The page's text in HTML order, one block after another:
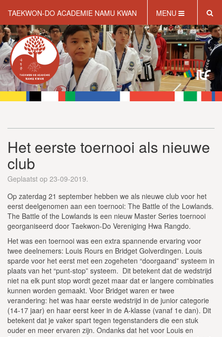
TAEKWON-DO ACADEMIE NAMU KWAN MENU
HOME
OVER NAMU KWAN
WAT IS TAEKWONDO?
INFORMATIE
WEBSHOP
Het eerste toernooi als nieuwe
club
Geplaatst op 23-09-2019.
Op zaterdag 21 september hebben we als nieuwe club voor het
eerst deelgenomen aan een toernooi: The Battle of the Lowlands.
The Battle of the Lowlands is een nieuw Master Series toernooi
georganiseerd door Taekwon-Do Vereniging Hwa Rangdo.
Het was een toernooi was een extra spannende ervaring voor
twee deelnemers: Louis Rours en Bridget Golverdingen. Louis
sparde voor het eerst met een zogeheten “doorgaand” systeem in
plaats van het “punt-stop” systeem. Dit betekent dat de wedstrijd
niet na elk punt stop wordt gezet maar dat er langere combinaties
kunnen worden gemaakt. Voor Bridget waren er twee
verandering: het was haar eerste wedstrijd in de junior categorie
(14-17 jaar) en haar eerst keer in de A-klasse (vanaf 1e dan). Dit
betekent dat je vaker spart tegen tegenstanders die een stuk
ouder en meer ervaren zijn. Ondanks dat het voor Louis en